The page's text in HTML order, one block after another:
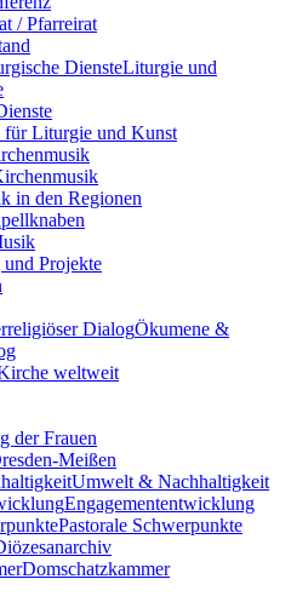
/ Pfarreirat
Liturgie und
für Liturgie und Kunst
in den Regionen
Projekte
Ökumene &
weltweit
der Frauen
Meißen
Umwelt & Nachhaltigkeit
Engagemententwicklung
Pastorale Schwerpunkte
Domschatzkammer